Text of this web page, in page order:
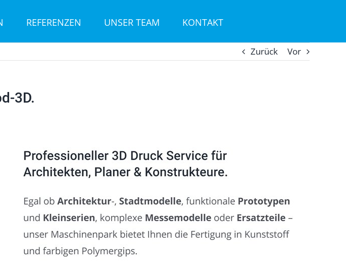
REFERENZEN UNSER TEAM KONTAKT
Zurück Vor
3D.